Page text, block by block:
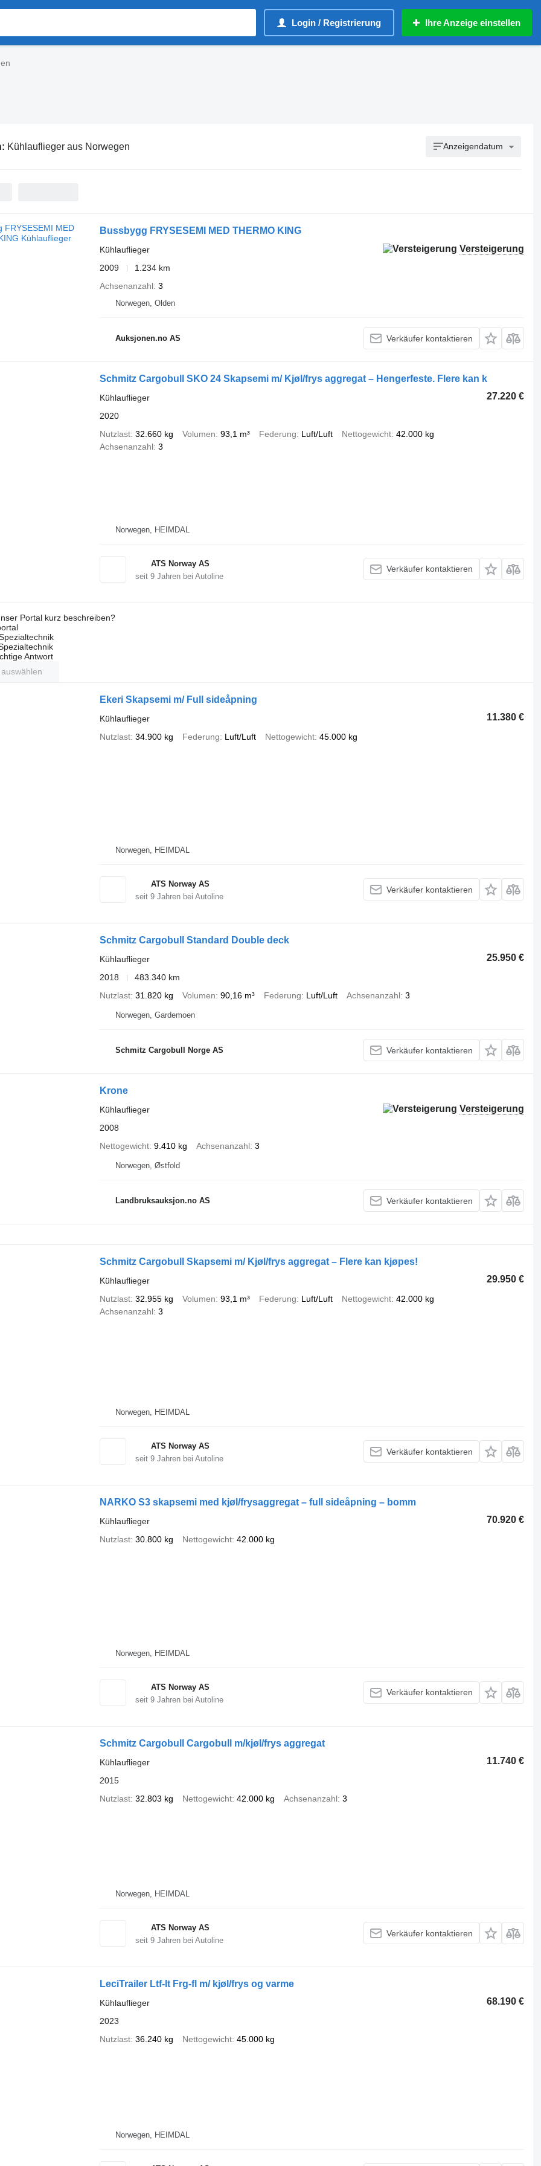
Login / Registrierung Ihre Anzeige einstellen
Kühlauflieger aus Norwegen Anzeigendatum
Bussbygg FRYSESEMI MED THERMO KING
Versteigerung
Kühlauflieger
2009
1.234 km
Achsenanzahl 3
Norwegen, Olden
Auksjonen.no AS Verkäufer kontaktieren
Schmitz Cargobull SKO 24 Skapsemi m/ Kjøl/frys aggregat – Hengerfeste. Flere kan k
27.220 €
Kühlauflieger
2020
Nutzlast 32.660 kg Volumen 93,1 m³ Federung Luft/Luft Nettogewicht 42.000 kg
Achsenanzahl 3
Norwegen, HEIMDAL
ATS Norway AS
seit 9Jahren bei Autoline
Verkäufer kontaktieren
Portal kurz beschreiben?
Antwort
Ekeri Skapsemi m/ Full sideåpning
11.380 €
Kühlauflieger
Nutzlast 34.900 kg Federung Luft/Luft Nettogewicht 45.000 kg
Norwegen, HEIMDAL
ATS Norway AS
seit 9Jahren bei Autoline
Verkäufer kontaktieren
Schmitz Cargobull Standard Double deck
25.950 €
Kühlauflieger
2018
483.340 km
Nutzlast 31.820 kg Volumen 90,16 m³ Federung Luft/Luft Achsenanzahl 3
Norwegen, Gardemoen
Schmitz Cargobull Norge AS Verkäufer kontaktieren
Krone
Versteigerung
Kühlauflieger
2008
Nettogewicht 9.410 kg Achsenanzahl 3
Norwegen, Østfold
Landbruksauksjon.no AS Verkäufer kontaktieren
Schmitz Cargobull Skapsemi m/ Kjøl/frys aggregat – Flere kan kjøpes!
29.950 €
Kühlauflieger
Nutzlast 32.955 kg Volumen 93,1 m³ Federung Luft/Luft Nettogewicht 42.000 kg
Achsenanzahl 3
Norwegen, HEIMDAL
ATS Norway AS
seit 9Jahren bei Autoline
Verkäufer kontaktieren
NARKO S3 skapsemi med kjøl/frysaggregat – full sideåpning – bomm
70.920 €
Kühlauflieger
Nutzlast 30.800 kg Nettogewicht 42.000 kg
Norwegen, HEIMDAL
ATS Norway AS
seit 9Jahren bei Autoline
Verkäufer kontaktieren
Schmitz Cargobull Cargobull m/kjøl/frys aggregat
11.740 €
Kühlauflieger
2015
Nutzlast 32.803 kg Nettogewicht 42.000 kg Achsenanzahl 3
Norwegen, HEIMDAL
ATS Norway AS
seit 9Jahren bei Autoline
Verkäufer kontaktieren
LeciTrailer Ltf-lt Frg-fl m/ kjøl/frys og varme
68.190 €
Kühlauflieger
2023
Nutzlast 36.240 kg Nettogewicht 45.000 kg
Norwegen, HEIMDAL